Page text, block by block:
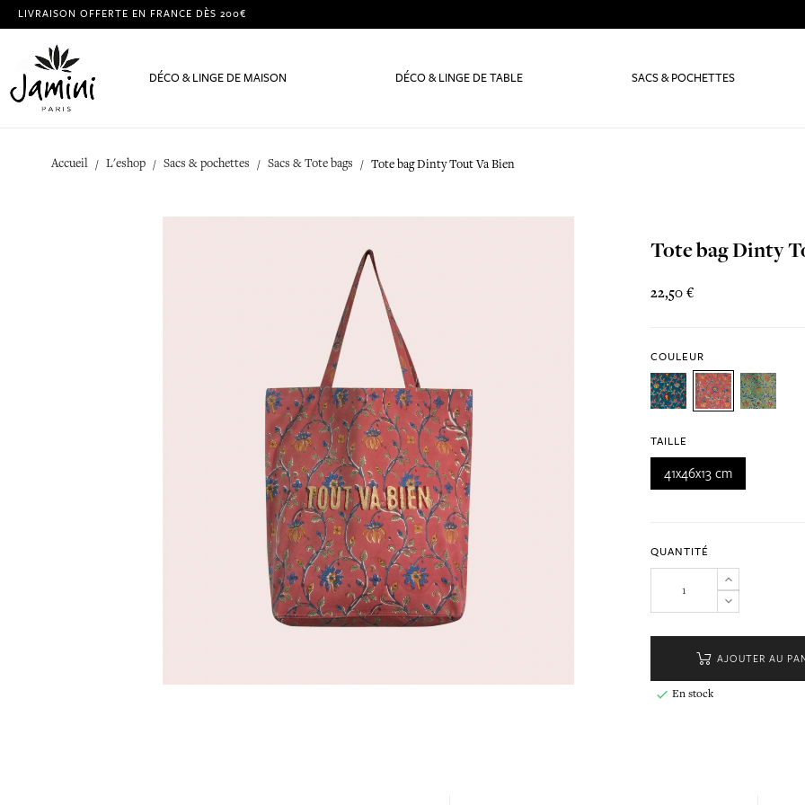
LIVRAISON OFFERTE EN FRANCE DÈS 200€
DÉCO & LINGE DE MAISON DÉCO & LINGE DE TABLE SACS & POCHETTES
Accueil L'eshop Sacs & pochettes Sacs & Tote bags Tote bag Dinty Tout Va Bien
Tote bag Dinty
22,50 €
COULEUR
TAILLE
41x46x13 cm
QUANTITÉ
AJOUTER AU
 En stock